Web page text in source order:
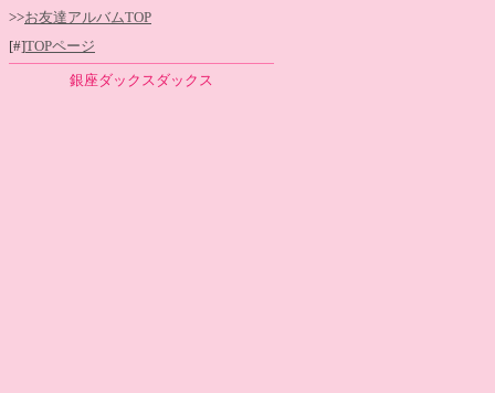
>>お友達アルバムTOP
[#]TOPページ
銀座ダックスダックス